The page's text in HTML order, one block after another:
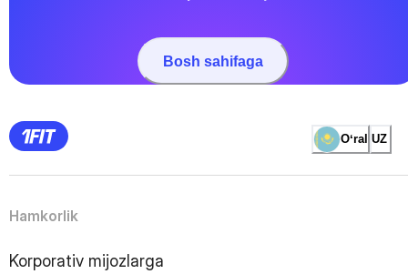
Bosh sahifaga
Oʻral UZ
Hamkorlik
Korporativ mijozlarga